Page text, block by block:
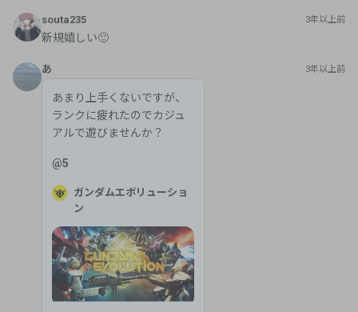
souta235 3年以上前
新規嬉しい🙂
あ 3年以上前
あまり上手くないですが、
ランクに疲れたのでカジュ
アルで遊びませんか？
@5
ガンダムエボリューショ
ン